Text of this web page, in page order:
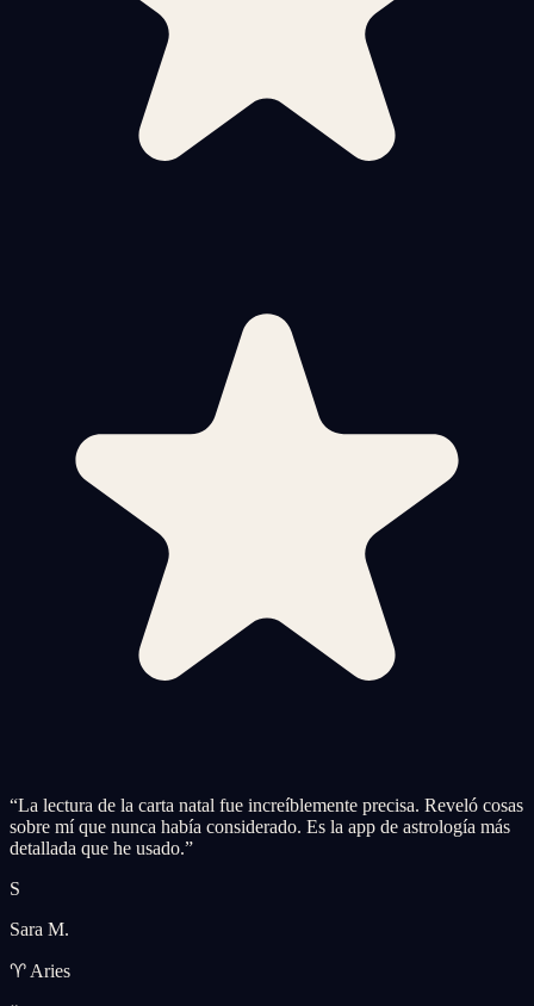
“La lectura de la carta natal fue increíblemente precisa. Reveló cosas
sobre mí que nunca había considerado. Es la app de astrología más
detallada que he usado.”
S
Sara M.
♈ Aries